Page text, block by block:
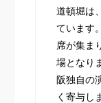
道頓堀は
ています
席が集ま
場となり
阪独自の
く寄与し